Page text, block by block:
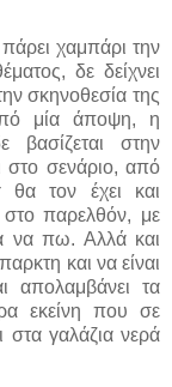
πάρει χαμπάρι την
δε δείχνει
σκηνοθεσία της
μία άποψη, η
βασίζεται στην
στο σενάριο, από
θα τον έχει και
στο παρελθόν, με
να πω. Αλλά και
και να είναι
απολαμβάνει τα
εκείνη που σε
γαλάζια νερά